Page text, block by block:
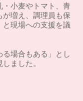
・小麦やトマト、青
増え、調理員も保
現場への支援を議
場合もある」とし
ました。